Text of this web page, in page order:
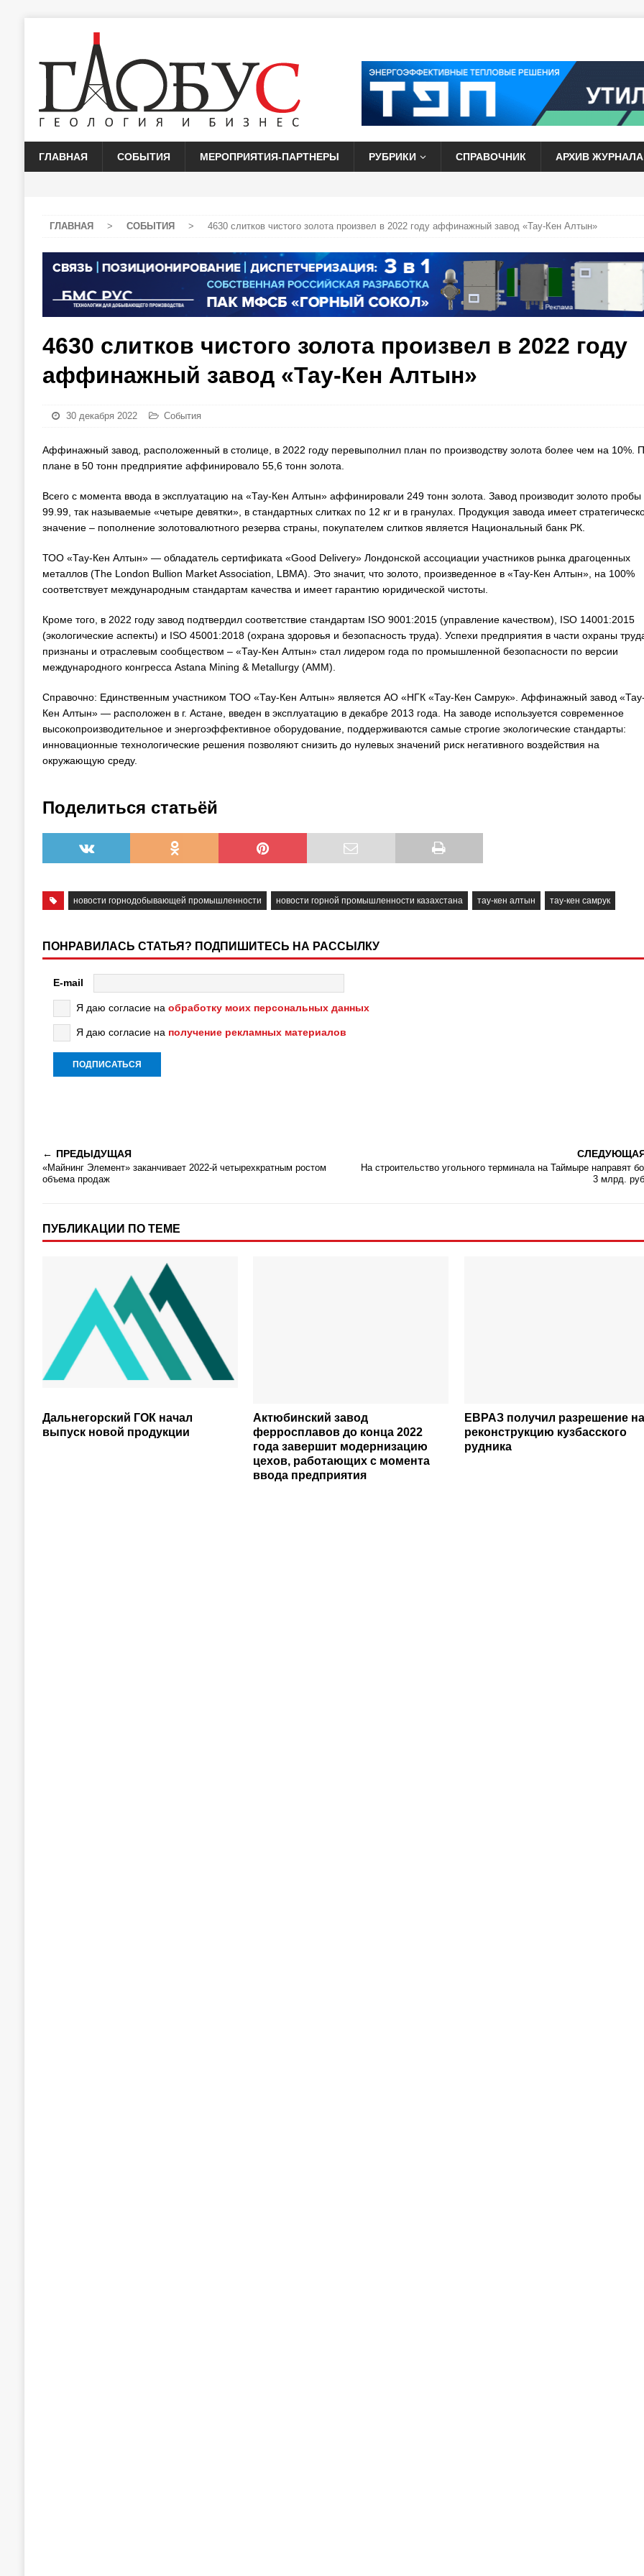
ГЛАВНАЯ СОБЫТИЯ МЕРОПРИЯТИЯ-ПАРТНЕРЫ РУБРИКИ СПРАВОЧНИК АРХИВ ЖУРНАЛА
ГЛАВНАЯ > СОБЫТИЯ > 4630 слитков чистого золота произвел в 2022 году аффинажный завод «Тау-Кен Алтын»
4630 слитков чистого золота произвел в 2022 году
аффинажный завод «Тау-Кен Алтын»
30 декабря 2022 События
Аффинажный завод, расположенный в столице, в 2022 году перевыполнил план по производству золота более чем на 10%.
плане в 50 тонн предприятие аффинировало 55,6 тонн золота.
Всего с момента ввода в эксплуатацию на «Тау-Кен Алтын» аффинировали 249 тонн золота. Завод производит золото пробы
99.99, так называемые «четыре девятки», в стандартных слитках по 12 кг и в гранулах. Продукция завода имеет
значение – пополнение золотовалютного резерва страны, покупателем слитков является Национальный банк РК.
ТОО «Тау-Кен Алтын» — обладатель сертификата «Good Delivery» Лондонской ассоциации участников рынка драгоценных
металлов (The London Bullion Market Association, LBMA). Это значит, что золото, произведенное в «Тау-Кен Алтын», на 100%
соответствует международным стандартам качества и имеет гарантию юридической чистоты.
Кроме того, в 2022 году завод подтвердил соответствие стандартам ISO 9001:2015 (управление качеством), ISO 14001:2015
(экологические аспекты) и ISO 45001:2018 (охрана здоровья и безопасность труда). Успехи предприятия в части охраны
признаны и отраслевым сообществом – «Тау-Кен Алтын» стал лидером года по промышленной безопасности по версии
международного конгресса Astana Mining & Metallurgy (AMM).
Справочно: Единственным участником ТОО «Тау-Кен Алтын» является АО «НГК «Тау-Кен Самрук». Аффинажный завод
Кен Алтын» — расположен в г. Астане, введен в эксплуатацию в декабре 2013 года. На заводе используется современное
высокопроизводительное и энергоэффективное оборудование, поддерживаются самые строгие экологические стандарты:
инновационные технологические решения позволяют снизить до нулевых значений риск негативного воздействия на
окружающую среду.
Поделиться статьёй
новости горнодобывающей промышленности новости горной промышленности казахстана тау-кен алтын тау-кен самрук
ПОНРАВИЛАСЬ СТАТЬЯ? ПОДПИШИТЕСЬ НА РАССЫЛКУ
E-mail
Я даю согласие на обработку моих персональных данных
Я даю согласие на получение рекламных материалов
ПРЕДЫДУЩАЯ
«Майнинг Элемент» заканчивает 2022-й четырехкратным ростом
объема продаж
На строительство угольного терминала на Таймыре направят
3 млрд.
ПУБЛИКАЦИИ ПО ТЕМЕ
Дальнегорский ГОК начал
выпуск новой продукции
Актюбинский завод
ферросплавов до конца 2022
года завершит модернизацию
цехов, работающих с момента
ввода предприятия
ЕВРАЗ получил разрешение на
реконструкцию кузбасского
рудника